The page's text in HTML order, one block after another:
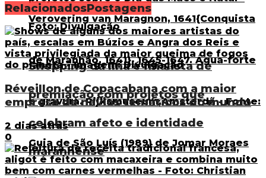
Shopping da Ilha é finalista de
premiação com projetos que
celebram afeto e identidade
maranhense
RelacionadosPostagens
Réveillon de Copacabana com a maior
empresa de navios temáticos do mundo
2 dias atrás
0